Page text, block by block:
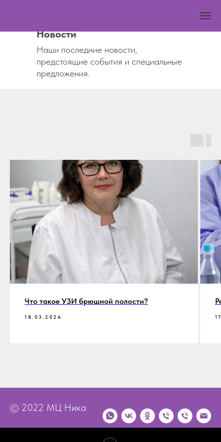
Новости
Наши последние новости,
предстоящие события и специальные
предложения.
Что такое УЗИ брюшной полости?
18.03.2026
© 2022 МЦ Ника